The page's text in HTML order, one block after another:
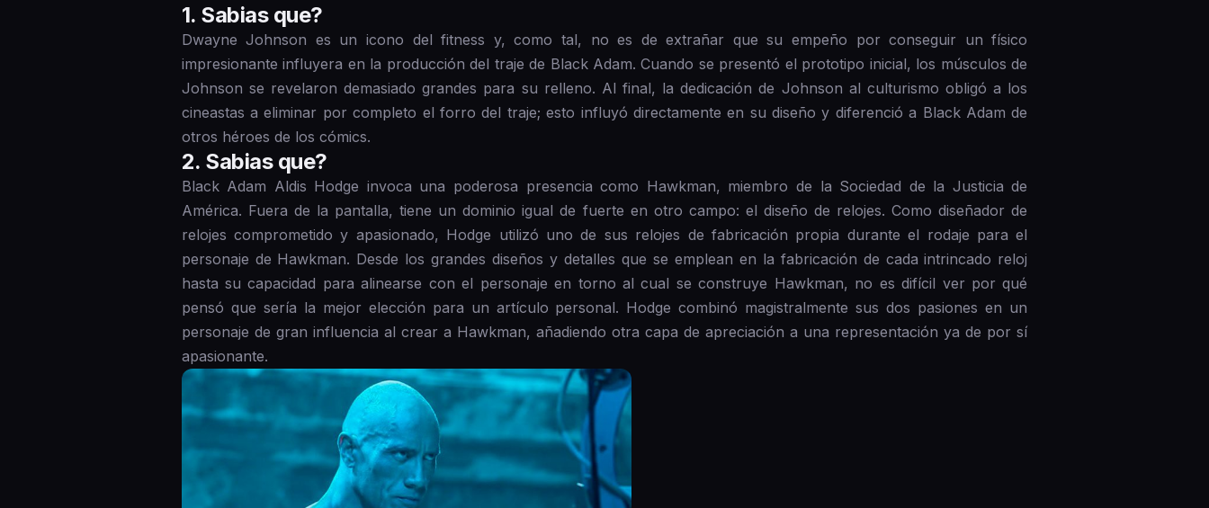
1 . Sabias que?
Dwayne Johnson es un icono del fitness y, como tal, no es de extrañar que su empeño por conseguir un físico
impresionante influyera en la producción del traje de Black Adam. Cuando se presentó el prototipo inicial, los músculos de
Johnson se revelaron demasiado grandes para su relleno. Al final, la dedicación de Johnson al culturismo obligó a los
cineastas a eliminar por completo el forro del traje; esto influyó directamente en su diseño y diferenció a Black Adam de
otros héroes de los cómics.
2 . Sabias que?
Black Adam Aldis Hodge invoca una poderosa presencia como Hawkman, miembro de la Sociedad de la Justicia de
América. Fuera de la pantalla, tiene un dominio igual de fuerte en otro campo: el diseño de relojes. Como diseñador de
relojes comprometido y apasionado, Hodge utilizó uno de sus relojes de fabricación propia durante el rodaje para el
personaje de Hawkman. Desde los grandes diseños y detalles que se emplean en la fabricación de cada intrincado reloj
hasta su capacidad para alinearse con el personaje en torno al cual se construye Hawkman, no es difícil ver por qué
pensó que sería la mejor elección para un artículo personal. Hodge combinó magistralmente sus dos pasiones en un
personaje de gran influencia al crear a Hawkman, añadiendo otra capa de apreciación a una representación ya de por sí
apasionante.